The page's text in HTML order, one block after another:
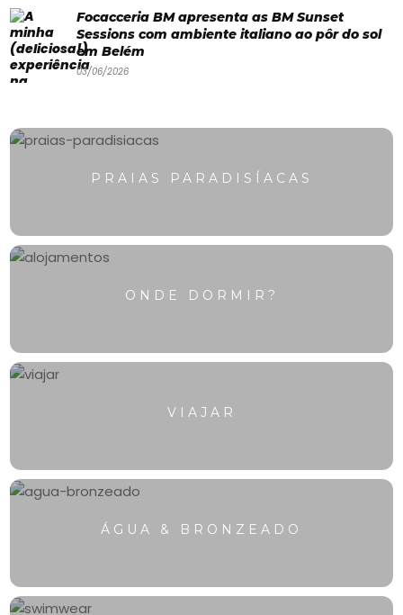
Bronzeado
Quem
Falem
💬
Focacceria BM apresenta as BM Sunset
Sessions com ambiente italiano ao pôr do sol
em Belém
03/06/2026
PRAIAS PARADISÍACAS
ONDE DORMIR?
VIAJAR
ÁGUA & BRONZEADO